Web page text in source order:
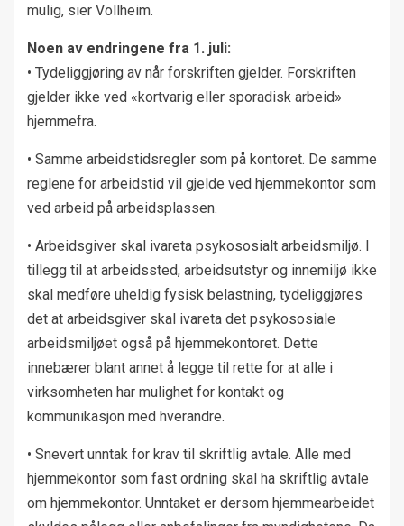
mulig, sier Vollheim.
Noen av endringene fra 1. juli:
• Tydeliggjøring av når forskriften gjelder. Forskriften
gjelder ikke ved «kortvarig eller sporadisk arbeid»
hjemmefra.
• Samme arbeidstidsregler som på kontoret. De samme
reglene for arbeidstid vil gjelde ved hjemmekontor som
ved arbeid på arbeidsplassen.
• Arbeidsgiver skal ivareta psykososialt arbeidsmiljø. I
tillegg til at arbeidssted, arbeidsutstyr og innemiljø ikke
skal medføre uheldig fysisk belastning, tydeliggjøres
det at arbeidsgiver skal ivareta det psykososiale
arbeidsmiljøet også på hjemmekontoret. Dette
innebærer blant annet å legge til rette for at alle i
virksomheten har mulighet for kontakt og
kommunikasjon med hverandre.
• Snevert unntak for krav til skriftlig avtale. Alle med
hjemmekontor som fast ordning skal ha skriftlig avtale
om hjemmekontor. Unntaket er dersom hjemmearbeidet